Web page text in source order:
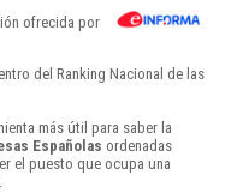
ofrecida por
del Ranking Nacional de las
más útil para saber la
Españolas ordenadas
el puesto que ocupa una